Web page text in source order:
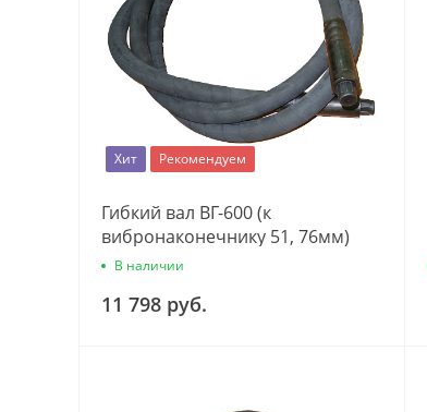
Хит Рекомендуем
Гибкий вал ВГ-600 (к
вибронаконечнику 51, 76мм)
В наличии
11 798 руб.